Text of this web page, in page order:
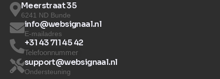
Meerstraat 35
6241 ND Bunde
info@websignaal.nl
E-mailadres
+31 43 711 45 42
Telefoonnummer
support@websignaal.nl
Ondersteuning